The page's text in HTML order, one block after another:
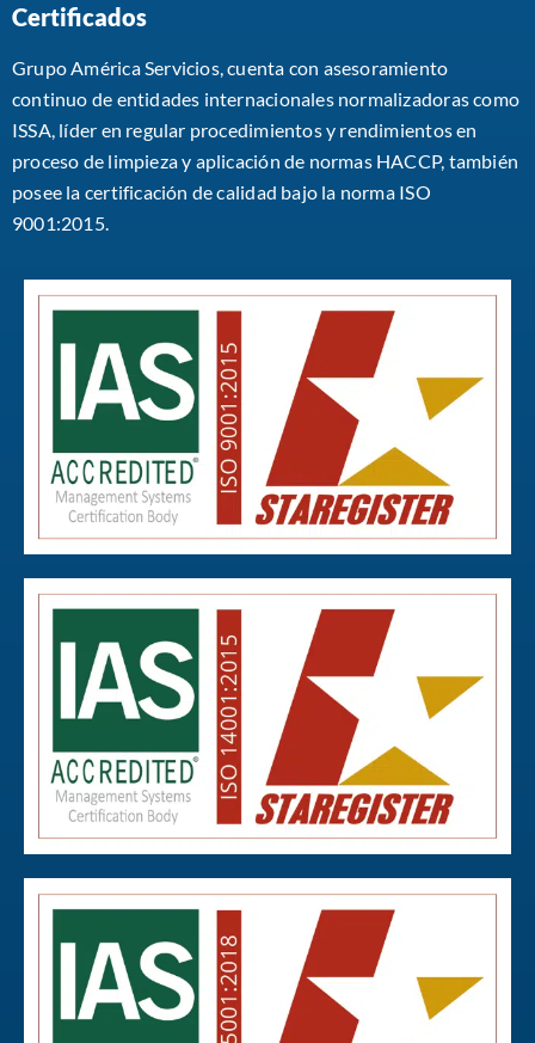
Certificados
Grupo América Servicios, cuenta con asesoramiento
continuo de entidades internacionales normalizadoras como
ISSA, líder en regular procedimientos y rendimientos en
proceso de limpieza y aplicación de normas HACCP, también
posee la certificación de calidad bajo la norma ISO
9001:2015.